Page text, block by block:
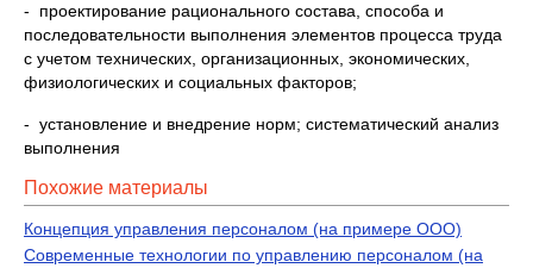
- проектирование рационального состава, способа и
последовательности выполнения элементов процесса труда
с учетом технических, организационных, экономических,
физиологических и социальных факторов;
- установление и внедрение норм; систематический анализ
выполнения
Похожие материалы
Концепция управления персоналом (на примере ООО)
Современные технологии по управлению персоналом (на